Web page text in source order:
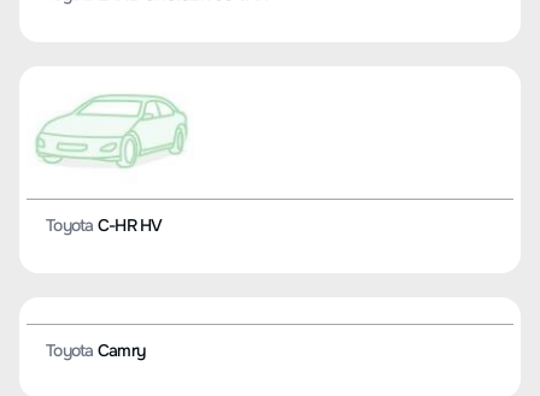
Toyota C-HR HV